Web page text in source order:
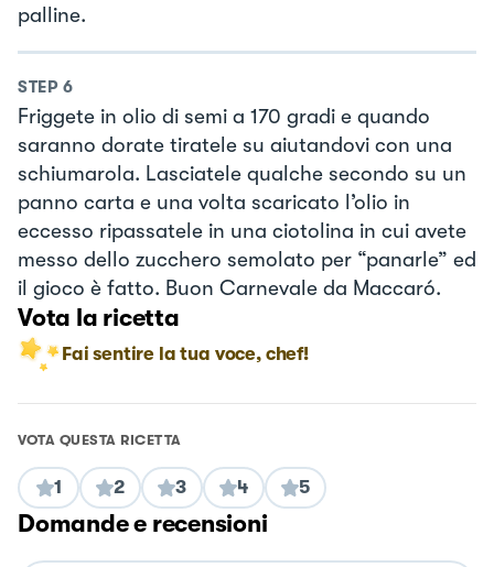
palline.
STEP 6
Friggete in olio di semi a 170 gradi e quando
saranno dorate tiratele su aiutandovi con una
schiumarola. Lasciatele qualche secondo su un
panno carta e una volta scaricato l’olio in
eccesso ripassatele in una ciotolina in cui avete
messo dello zucchero semolato per “panarle” ed
il gioco è fatto. Buon Carnevale da Maccaró.
Vota la ricetta
Fai sentire la tua voce, chef!
VOTA QUESTA RICETTA
1 2 3 4 5
Domande e recensioni